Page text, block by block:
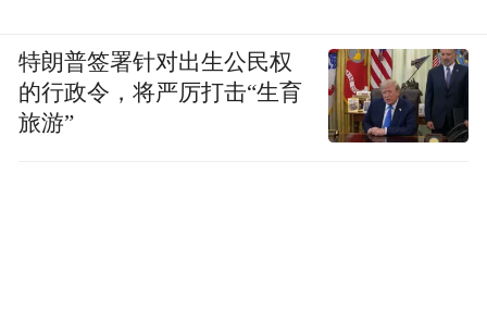
特朗普签署针对出生公民权
的行政令，将严厉打击“生育
旅游”